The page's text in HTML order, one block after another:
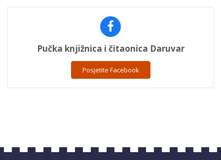
Pučka knjižnica i čitaonica Daruvar
Posjetite Facebook